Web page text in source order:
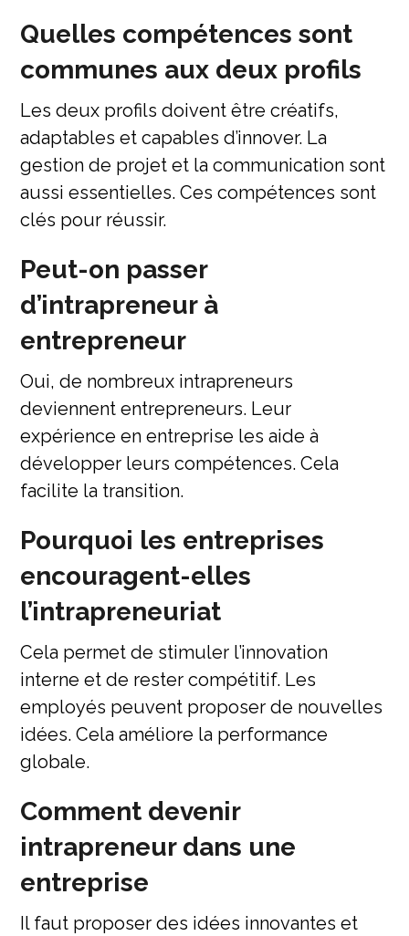
Quelles compétences sont
communes aux deux profils
Les deux profils doivent être créatifs,
adaptables et capables d’innover. La
gestion de projet et la communication sont
aussi essentielles. Ces compétences sont
clés pour réussir.
Peut-on passer
d’intrapreneur à
entrepreneur
Oui, de nombreux intrapreneurs
deviennent entrepreneurs. Leur
expérience en entreprise les aide à
développer leurs compétences. Cela
facilite la transition.
Pourquoi les entreprises
encouragent-elles
l’intrapreneuriat
Cela permet de stimuler l’innovation
interne et de rester compétitif. Les
employés peuvent proposer de nouvelles
idées. Cela améliore la performance
globale.
Comment devenir
intrapreneur dans une
entreprise
Il faut proposer des idées innovantes et